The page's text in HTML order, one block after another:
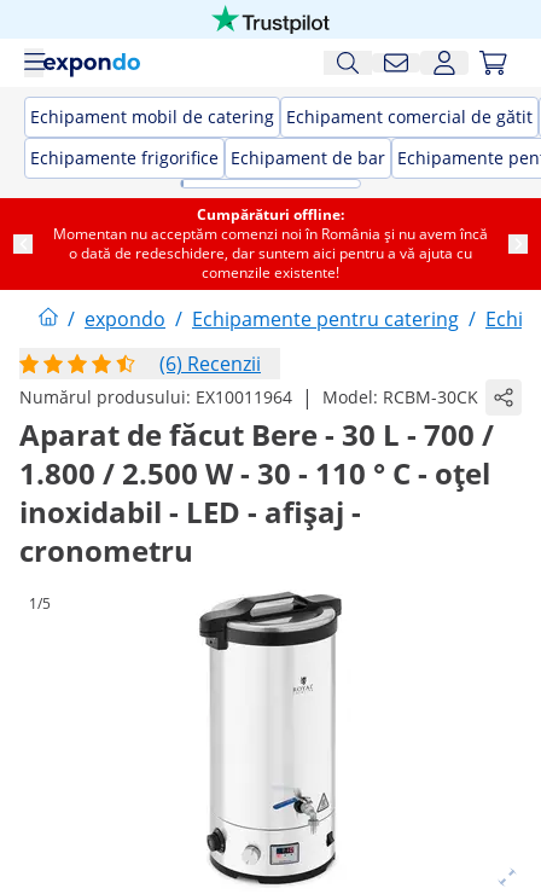
Echipament mobil de catering Echipament comercial de gătit
Echipamente frigorifice Echipament de bar Echipamente
Cumpărături offline:
Momentan nu acceptăm comenzi noi în România și nu avem încă
o dată de redeschidere, dar suntem aici pentru a vă ajuta cu
comenzile existente!
/ expondo / Echipamente pentru catering /
(6) Recenzii
Numărul produsului: EX10011964 | Model: RCBM-30CK
Aparat de făcut Bere - 30 L - 700 /
1.800 / 2.500 W - 30 - 110 ° C - oțel
inoxidabil - LED - afișaj -
cronometru
1/5